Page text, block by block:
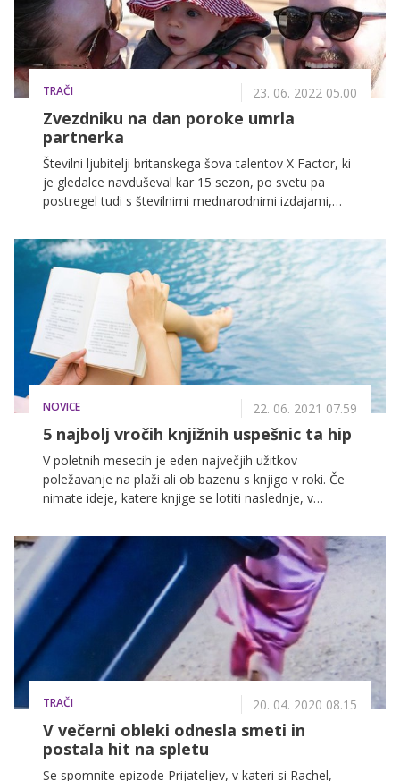
TRAČI 23. 06. 2022 05.00
Zvezdniku na dan poroke umrla
partnerka
Številni ljubitelji britanskega šova talentov X Factor, ki
je gledalce navduševal kar 15 sezon, po svetu pa
postregel tudi s številnimi mednarodnimi izdajami,
banda Stereo Kicks, ki je v 11. sezoni na koncu osvojil
peto mesto. Del banda je bil tudi Tom Mann,
nogometni trener iz Southamptona, ki se mu je z
uvrstitvijo v glasbeno skupino uresničila življenjska
želja. Še ena, bolj intimna, bi se mu morala minuli
konec tedna, a se mu je namesto tega zgodila
nepredstavljiva tragedija.
NOVICE 22. 06. 2021 07.59
5 najbolj vročih knjižnih uspešnic ta hip
V poletnih mesecih je eden največjih užitkov
poležavanje na plaži ali ob bazenu s knjigo v roki. Če
nimate ideje, katere knjige se lotiti naslednje, v
hip navdušujejo knjižne vplivnice!
TRAČI 20. 04. 2020 08.15
V večerni obleki odnesla smeti in
postala hit na spletu
Se spomnite epizode Prijateljev, v kateri si Rachel,